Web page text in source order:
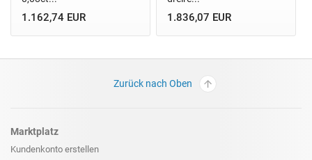
1.162,74 EUR 1.836,07 EUR
Zurück nach Oben
Marktplatz
Kundenkonto erstellen